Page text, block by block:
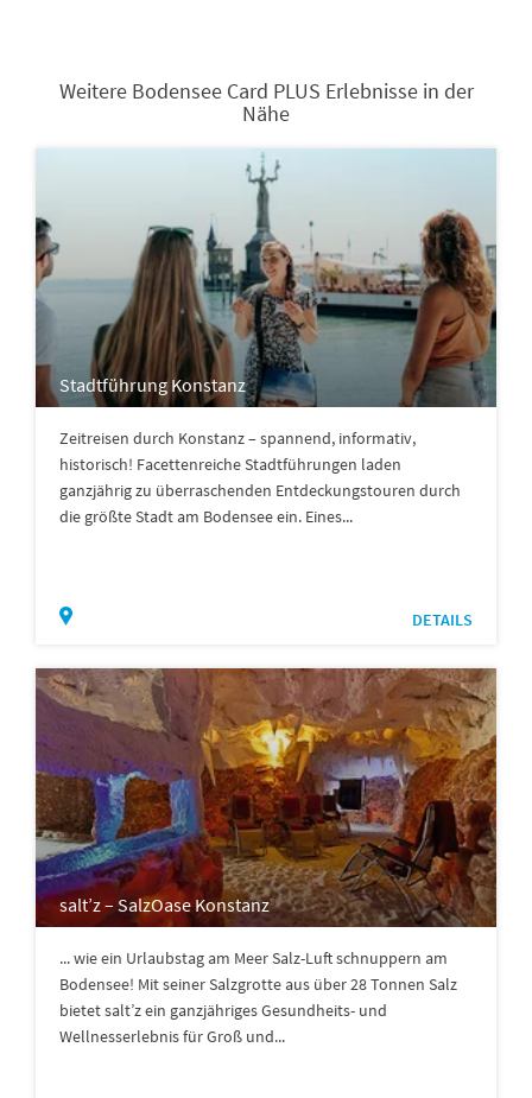
Weitere Bodensee Card PLUS Erlebnisse in der
Nähe
Stadtführung Konstanz
Zeitreisen durch Konstanz – spannend, informativ,
historisch! Facettenreiche Stadtführungen laden
ganzjährig zu überraschenden Entdeckungstouren durch
die größte Stadt am Bodensee ein. Eines...
DETAILS
salt’z – SalzOase Konstanz
... wie ein Urlaubstag am Meer Salz-Luft schnuppern am
Bodensee! Mit seiner Salzgrotte aus über 28 Tonnen Salz
bietet salt’z ein ganzjähriges Gesundheits- und
Wellnesserlebnis für Groß und...